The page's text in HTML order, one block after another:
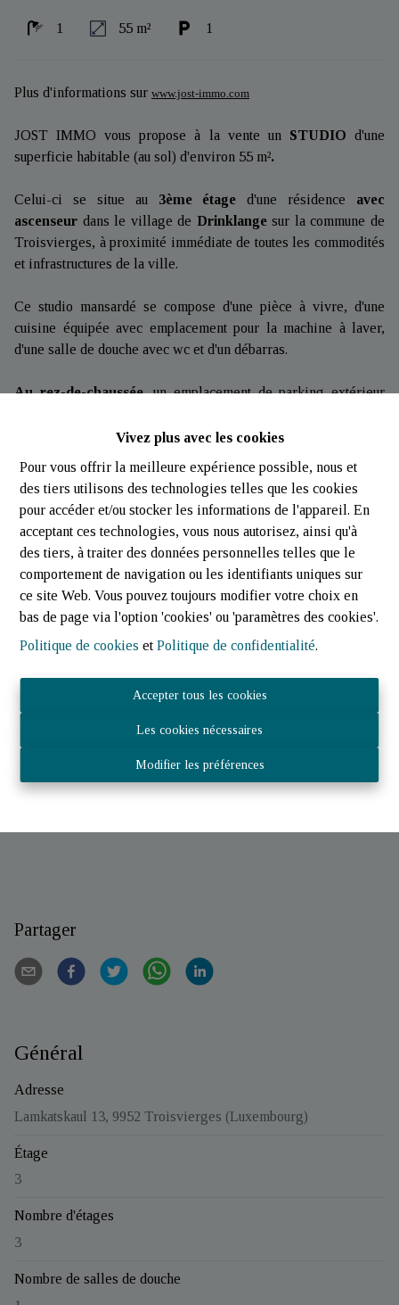
Vivez plus avec les cookies
Pour vous offrir la meilleure expérience possible, nous et
des tiers utilisons des technologies telles que les cookies
pour accéder et/ou stocker les informations de l'appareil. En
acceptant ces technologies, vous nous autorisez, ainsi qu'à
des tiers, à traiter des données personnelles telles que le
comportement de navigation ou les identifiants uniques sur
ce site Web. Vous pouvez toujours modifier votre choix en
bas de page via l'option 'cookies' ou 'paramètres des cookies'.
Politique de cookies etPolitique de confidentialité.
Accepter tous les cookies
Les cookies nécessaires
Modifier les préférences
1 55 m² 1
Plus d'informations sur www.jost-immo.com
JOST IMMO vous propose à la vente un STUDIOd'une
superficie habitable (au sol) d'environ 55 m².
Celui-ci se situe au 3ème étage d'une résidence avec
ascenseur dans le village de Drinklangesur la commune de
Troisvierges, à proximité immédiate de toutes les commodités
et infrastructures de la ville.
Ce studio mansardé se compose d'une pièce à vivre, d'une
cuisine équipée avec emplacement pour la machine à laver,
d'une salle de douche avec wc et d'un débarras.
Au rez-de-chaussée,un emplacement de parking extérieur
du double vitrage et des stores occultants, système de
chauffage central au mazout par radiateurs.
Frais mensuels de copropriété
: +/- 250€ (chauffage, eau,
entretien des communs).
: Troisvierges (2 min), Weiswampach (6 min),
crèches, lycée, Wiltz (25 min), Clervaux (20 min), Marnach (17
min).
https://servisco.be/virtualtour/jost-immo/13646
Vidéo de présentation :
https://www.youtube.com/watch?
Nous sommes à votre entière disposition pour toutes
Partager
Général
Adresse
Lamkatskaul 13, 9952 Troisvierges (Luxembourg)
Étage
3
Nombre d'étages
3
Nombre de salles de douche